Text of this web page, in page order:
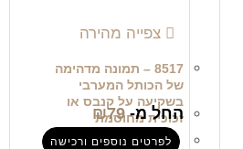
צפייה מהירה
8517 – תמונה מדהימה
של הכותל המערבי
בשקיעה על קנבס או
זכוכית מחוסמת
החל מ- ₪79
לפרטים נוספים ורכישה